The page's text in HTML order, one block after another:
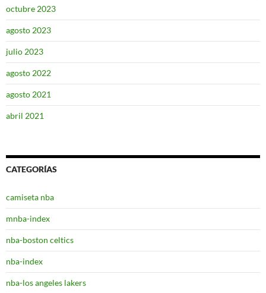
octubre 2023
agosto 2023
julio 2023
agosto 2022
agosto 2021
abril 2021
CATEGORÍAS
camiseta nba
mnba-index
nba-boston celtics
nba-index
nba-los angeles lakers